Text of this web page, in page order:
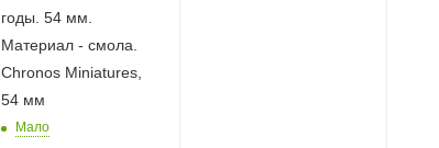
годы. 54 мм.
Материал - смола.
Chronos Miniatures,
54 мм
Мало